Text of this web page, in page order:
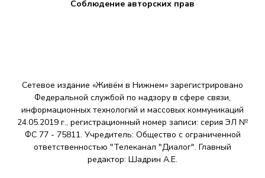
Соблюдение авторских прав
Сетевое издание «Живём в Нижнем» зарегистрировано
Федеральной службой по надзору в сфере связи,
информационных технологий и массовых коммуникаций
24.05.2019 г., регистрационный номер записи: серия ЭЛ №
ФС 77 - 75811. Учредитель: Общество с ограниченной
ответственностью "Телеканал "Диалог". Главный
редактор: Шадрин A.E.